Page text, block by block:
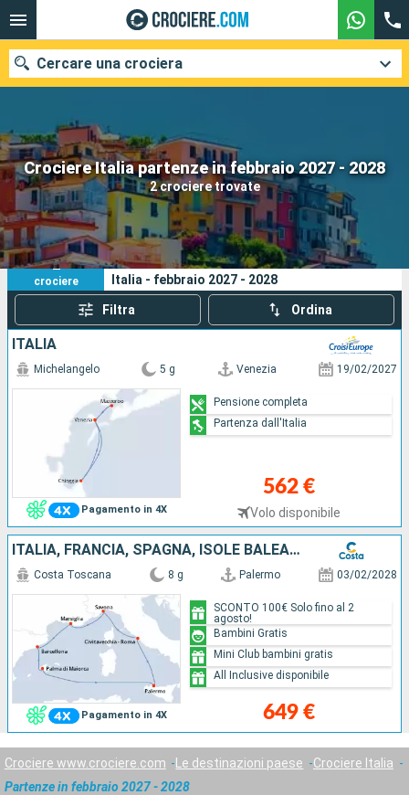
Crociere Italia partenze in febbraio 2027 - 2028
2 crociere trovate
Cercare una crociera
Le nostre destinazioni
Mesi di partenza
Porti Compagnie
Ricerca
2
crociere
I tuoi criteri di ricerca:
Italia - febbraio 2027 - 2028
Filtra Ordina
ITALIA
Pagamento in 4X
Michelangelo 5 g Venezia 19/02/2027
562 €
Volo disponibile
Pensione completa
Partenza dall'Italia
ITALIA, FRANCIA, SPAGNA, ISOLE BALEARI
Pagamento in 4X
Costa Toscana 8 g Palermo 03/02/2028
649 €
SCONTO 100€ Solo fino al 2
agosto!
Bambini Gratis
Mini Club bambini gratis
All Inclusive disponibile
Crociere www.crociere.com Le destinazioni paese
Crociere Italia
Partenze in febbraio 2027 - 2028